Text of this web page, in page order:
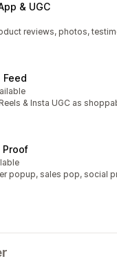
& UGC
reviews, photos,
Feed
& Insta UGC as
Proof
popup, sales pop, social